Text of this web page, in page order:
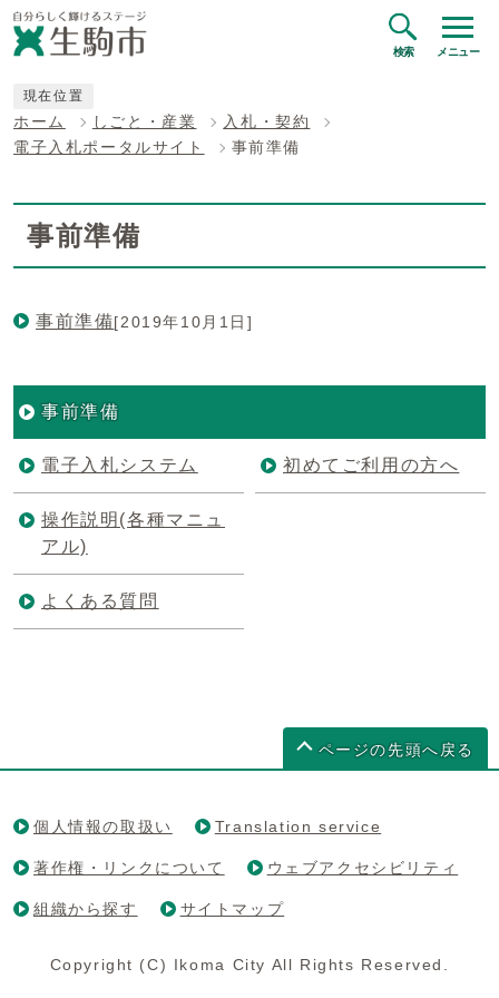
検索 メニュー
現在位置
ホーム しごと・産業
入札・契約
電子入札ポータルサイト
事前準備
事前準備
事前準備[2019年10月1日]
事前準備
電子入札システム 初めてご利用の方へ
操作説明(各種マニュ
アル)
よくある質問
ページの先頭へ戻る
個人情報の取扱い Translation service
著作権・リンクについて ウェブアクセシビリティ
組織から探す サイトマップ
Copyright (C) Ikoma City All Rights Reserved.